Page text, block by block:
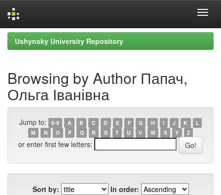
Skip
navigation
Ushynsky University Repository
Browsing by Author Папач,
Ольга Іванівна
Jump to: 0-9 A B C D E F G H I J K
L
M
N O P Q R S T U V W X Y Z
or enter first few letters:
Sort by:
In order: